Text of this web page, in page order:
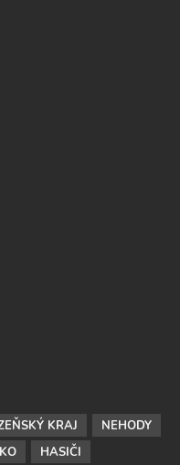
KRAJ
NEHODY
HASIČI